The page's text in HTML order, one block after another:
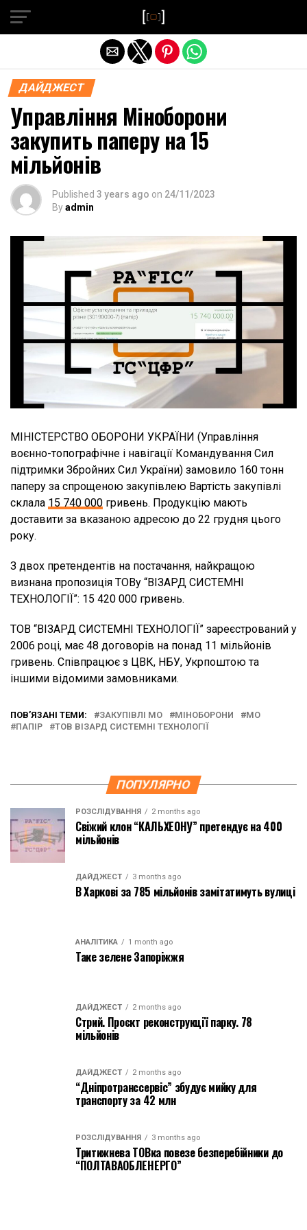
ДАЙДЖЕСТ
Управління Міноборони
закупить паперу на 15
мільйонів
Published 3 years ago on 24/11/2023
Byadmin
МІНІСТЕРСТВО ОБОРОНИ УКРАЇНИ (Управління
воєнно-топографічне і навігації Командування Сил
підтримки Збройних Сил України) замовило 160 тонн
паперу за спрощеною закупівлею Вартість закупівлі
склала 15 740 000 гривень. Продукцію мають
доставити за вказаною адресою до 22 грудня цього
року.
З двох претендентів на постачання, найкращою
визнана пропозиція ТОВу “ВІЗАРД СИСТЕМНІ
ТЕХНОЛОГІЇ”: 15 420 000 гривень.
ТОВ “ВІЗАРД СИСТЕМНІ ТЕХНОЛОГІЇ” зареєстрований у
2006 році, має 48 договорів на понад 11 мільйонів
гривень. Співпрацює з ЦВК, НБУ, Укрпоштою та
іншими відомими замовниками.
ПОВ’ЯЗАНІ ТЕМИ: ЗАКУПІВЛІ МО МІНОБОРОНИ
МО
ПАПІР
ТОВ ВІЗАРД СИСТЕМНІ ТЕХНОЛОГІЇ
ПОПУЛЯРНО
РОЗСЛІДУВАННЯ 2 months ago
Свіжий клон “КАЛЬХЕОНУ” претендує на 400
мільйонів
ДАЙДЖЕСТ 3 months ago
В Харкові за 785 мільйонів замітатимуть вулиці
АНАЛІТИКА 1 month ago
Таке зелене Запоріжжя
ДАЙДЖЕСТ 2 months ago
Стрий. Проєкт реконструкції парку. 78
мільйонів
ДАЙДЖЕСТ 2 months ago
“Дніпротранссервіс” збудує мийку для
транспорту за 42 млн
РОЗСЛІДУВАННЯ 3 months ago
Тритижнева ТОВка повезе безперебійники до
“ПОЛТАВАОБЛЕНЕРГО”
Exit mobile version